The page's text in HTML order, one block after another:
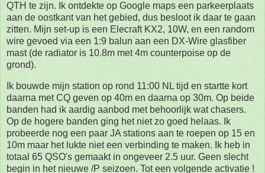
QTH te zijn. Ik ontdekte op Google maps een parkeerplaats
aan de oostkant van het gebied, dus besloot ik daar te gaan
zitten. Mijn set-up is een Elecraft KX2, 10W, en een random
wire gevoed via een 1:9 balun aan een DX-Wire glasfiber
mast (de radiator is 10.8m met 4m counterpoise op de
grond).
Ik bouwde mijn station op rond 11:00 NL tijd en startte kort
daarna met CQ geven op 40m en daarna op 30m. Op beide
banden had ik aardig aanbod met behoorlijk wat chasers.
Op de hogere banden ging het niet zo goed helaas. Ik
probeerde nog een paar JA stations aan te roepen op 15 en
10m maar het lukte niet een verbinding te maken. Ik heb in
totaal 65 QSO's gemaakt in ongeveer 2.5 uur. Geen slecht
begin in het nieuwe /P seizoen. Tot een volgende activatie !